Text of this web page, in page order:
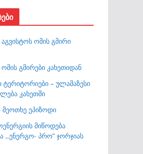
ომის გმირი
გმირები კახეთიდან
ტერიტორიები – ულამაზესი
კახეთში
მეოთხე ეპიზოდი
მიწოდება
,,ენერგო- პრო” ჯორჯიას